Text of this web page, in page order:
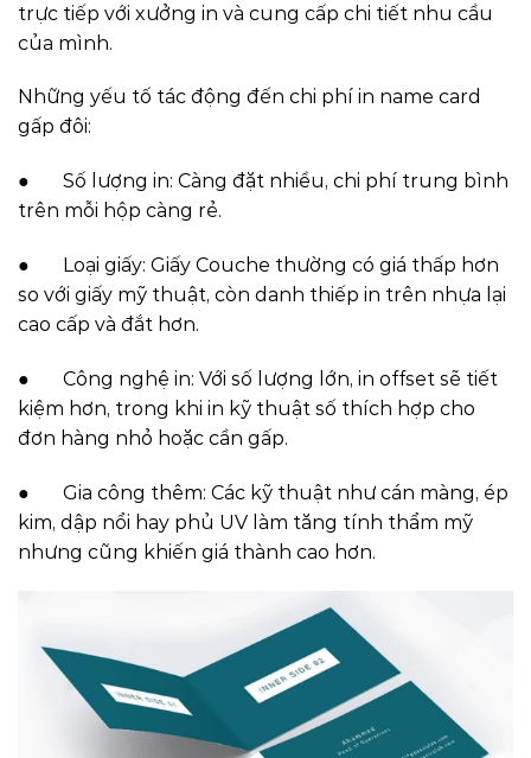
trực tiếp với xưởng in và cung cấp chi tiết nhu cầu
của mình.
Những yếu tố tác động đến chi phí in name card
gấp đôi:
● Số lượng in: Càng đặt nhiều, chi phí trung bình
trên mỗi hộp càng rẻ.
● Loại giấy: Giấy Couche thường có giá thấp hơn
so với giấy mỹ thuật, còn danh thiếp in trên nhựa lại
cao cấp và đắt hơn.
● Công nghệ in: Với số lượng lớn, in offset sẽ tiết
kiệm hơn, trong khi in kỹ thuật số thích hợp cho
đơn hàng nhỏ hoặc cần gấp.
● Gia công thêm: Các kỹ thuật như cán màng, ép
kim, dập nổi hay phủ UV làm tăng tính thẩm mỹ
nhưng cũng khiến giá thành cao hơn.